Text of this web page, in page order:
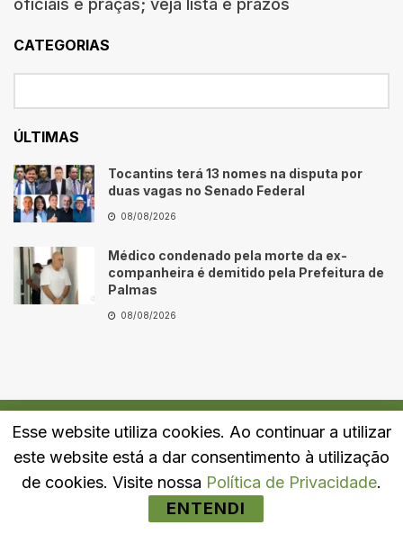
oficiais e praças; veja lista e prazos
CATEGORIAS
ÚLTIMAS
Tocantins terá 13 nomes na disputa por
duas vagas no Senado Federal
08/08/2026
Médico condenado pela morte da ex-
companheira é demitido pela Prefeitura de
Palmas
08/08/2026
Quem Somos Fale Conosco Política de Privacidade
Esse website utiliza cookies. Ao continuar a utilizar
este website está a dar consentimento à utilização
de cookies. Visite nossa Política de Privacidade.
ENTENDI